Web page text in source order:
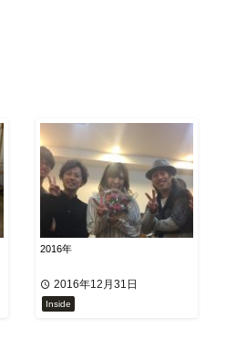
2016年
2016年12月31日
Inside